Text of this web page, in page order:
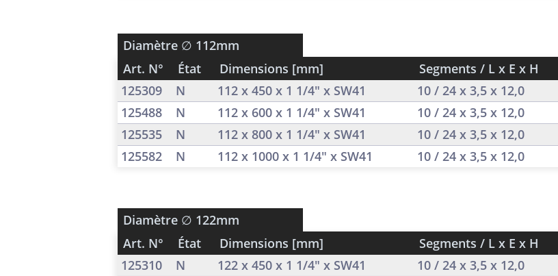
Diamètre ∅ 112mm
Art. N°
État Dimensions [mm] Segments / L x E x H
125309
N 112 x 450 x 1 1/4" x SW41 10 / 24 x 3,5 x 12,0
125488 N 112 x 600 x 1 1/4" x SW41 10 / 24 x 3,5 x 12,0
125535 N 112 x 800 x 1 1/4" x SW41 10 / 24 x 3,5 x 12,0
125582 N 112 x 1000 x 1 1/4" x SW41 10 / 24 x 3,5 x 12,0
Diamètre ∅ 122mm
Art. N°
État Dimensions [mm] Segments / L x E x H
125310
N 122 x 450 x 1 1/4" x SW41 10 / 24 x 3,5 x 12,0